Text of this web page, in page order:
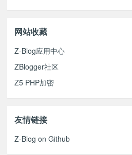
网站收藏
Z-Blog应用中心
ZBlogger社区
Z5 PHP加密
友情链接
Z-Blog on Github